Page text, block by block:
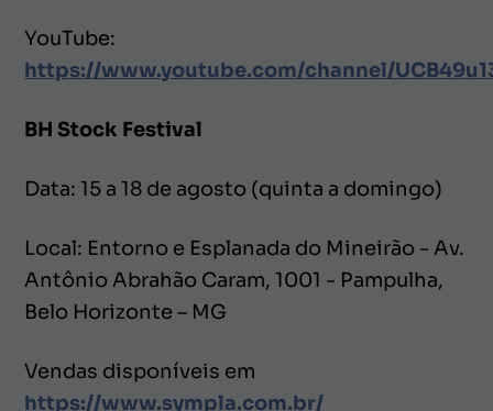
YouTube:
https://www.youtube.com/channel/
BH Stock Festival
Data: 15 a 18 de agosto (quinta a domingo)
Local: Entorno e Esplanada do Mineirão - Av.
Antônio Abrahão Caram, 1001 - Pampulha,
Belo Horizonte – MG
Vendas disponíveis em
https://www.sympla.com.br/